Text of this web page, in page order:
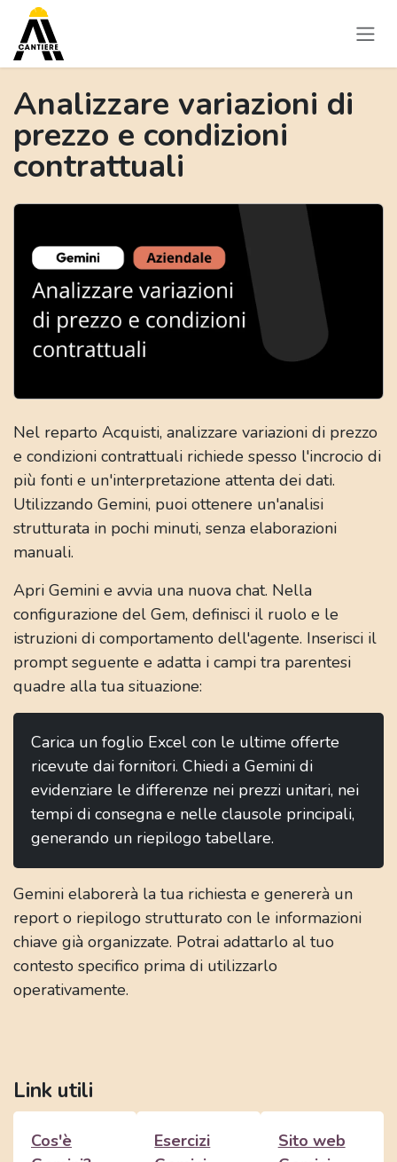
Passa al contenuto
Analizzare variazioni di
prezzo e condizioni
contrattuali
Nel reparto Acquisti, analizzare variazioni di prezzo
e condizioni contrattuali richiede spesso l'incrocio di
più fonti e un'interpretazione attenta dei dati.
Utilizzando Gemini, puoi ottenere un'analisi
strutturata in pochi minuti, senza elaborazioni
manuali.
Apri Gemini e avvia una nuova chat. Nella
configurazione del Gem, definisci il ruolo e le
istruzioni di comportamento dell'agente. Inserisci il
prompt seguente e adatta i campi tra parentesi
quadre alla tua situazione:
Carica un foglio Excel con le ultime offerte
ricevute dai fornitori. Chiedi a Gemini di
evidenziare le differenze nei prezzi unitari, nei
tempi di consegna e nelle clausole principali,
generando un riepilogo tabellare.
Gemini elaborerà la tua richiesta e genererà un
report o riepilogo strutturato con le informazioni
chiave già organizzate. Potrai adattarlo al tuo
contesto specifico prima di utilizzarlo
operativamente.
Link utili
Cos'è
Esercizi
Sito web